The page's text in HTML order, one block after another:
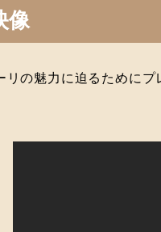
像
リの魅力に迫るためにプ